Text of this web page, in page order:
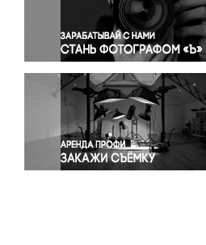
Правосудие
Происшествия и конфликты
Религия
Светская жизнь
Спорт
Экология
Экономика и бизнес